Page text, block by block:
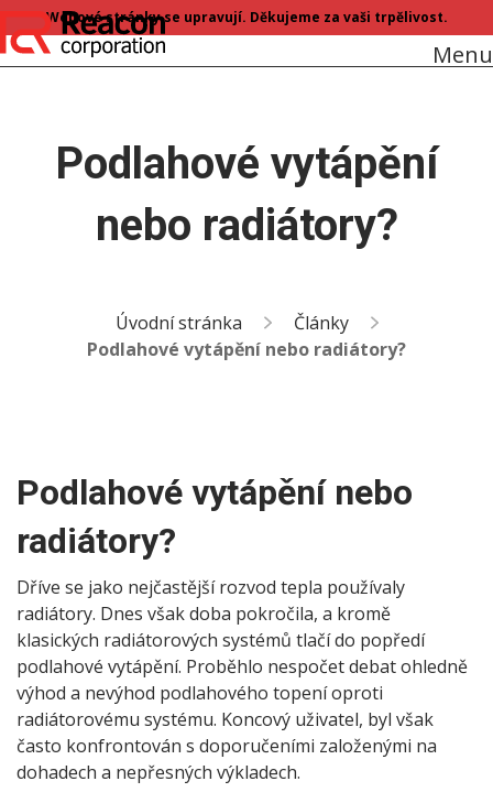
Webové stránky se upravují. Děkujeme za vaši trpělivost.
Menu
Podlahové vytápění
nebo radiátory?
Úvodní stránka
Články
Podlahové vytápění nebo radiátory?
Podlahové vytápění nebo
radiátory?
Dříve se jako nejčastější rozvod tepla používaly
radiátory. Dnes však doba pokročila, a kromě
klasických radiátorových systémů tlačí do popředí
podlahové vytápění. Proběhlo nespočet debat ohledně
výhod a nevýhod podlahového topení oproti
radiátorovému systému. Koncový uživatel, byl však
často konfrontován s doporučeními založenými na
dohadech a nepřesných výkladech.